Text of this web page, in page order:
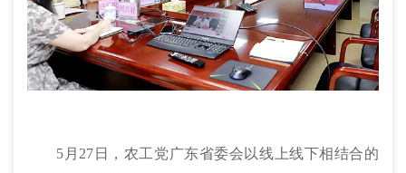
5月27日，农工党广东省委会以线上线下相结合的